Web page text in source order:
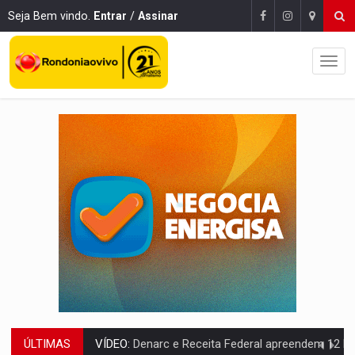
Seja Bem vindo. Entrar / Assinar
ÚLTIMAS VÍDEO: Denarc e Receita Federal apreendem 12 kg de skunk e arma que